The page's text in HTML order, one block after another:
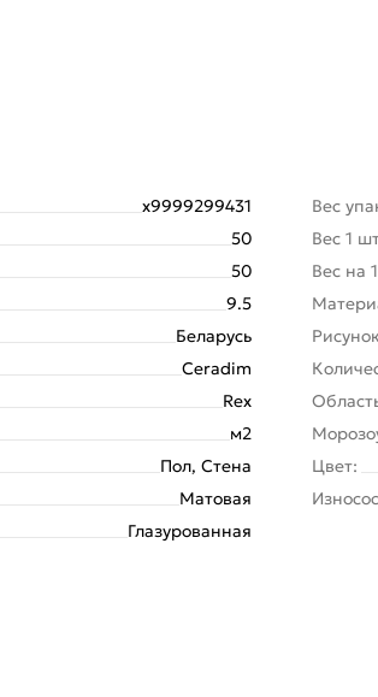
х9999299431
50
50
9.5
Беларусь
Ceradim
Rex
м2
Пол, Стена
Матовая
Глазурованная
Вес
Вес 1
Вес на
Цвет: